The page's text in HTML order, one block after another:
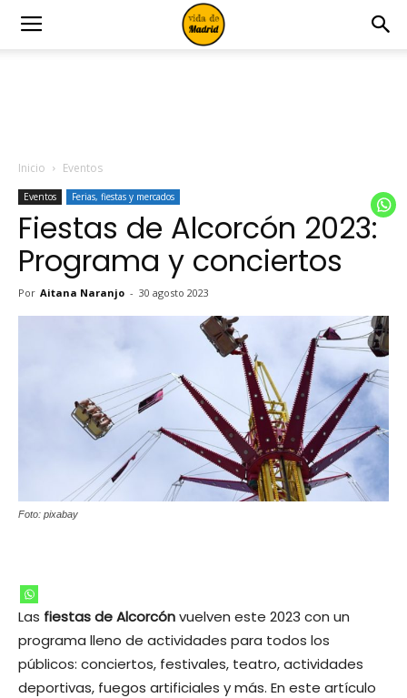
Inicio Eventos
Eventos Ferias, fiestas y mercados
Fiestas de Alcorcón 2023:
Programa y conciertos
Por Aitana Naranjo - 30 agosto 2023
Foto: pixabay
Las fiestas de Alcorcónvuelven este 2023 con un
programa lleno de actividades para todos los
públicos: conciertos, festivales, teatro, actividades
deportivas, fuegos artificiales y más. En este artículo